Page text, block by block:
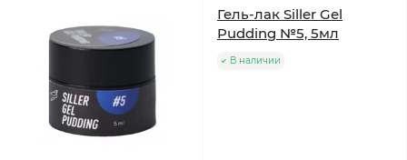
Гель-лак Siller Gel
Pudding №5, 5мл
В наличии